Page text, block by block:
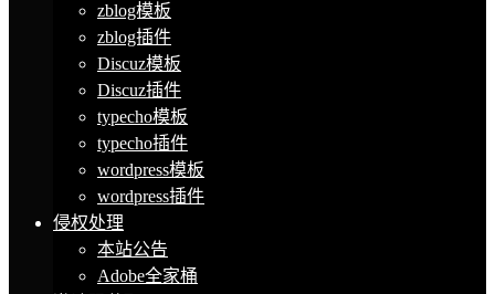
zblog模板
zblog插件
Discuz模板
Discuz插件
typecho模板
typecho插件
wordpress模板
wordpress插件
侵权处理
本站公告
Adobe全家桶